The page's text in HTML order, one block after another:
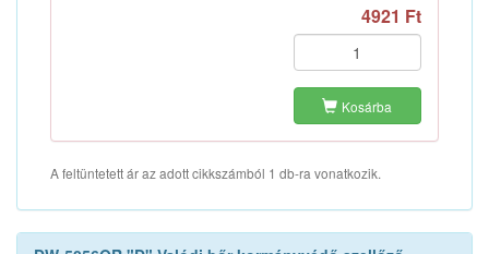
4921 Ft
Kosárba
A feltüntetett ár az adott cikkszámból 1 db-ra vonatkozik.